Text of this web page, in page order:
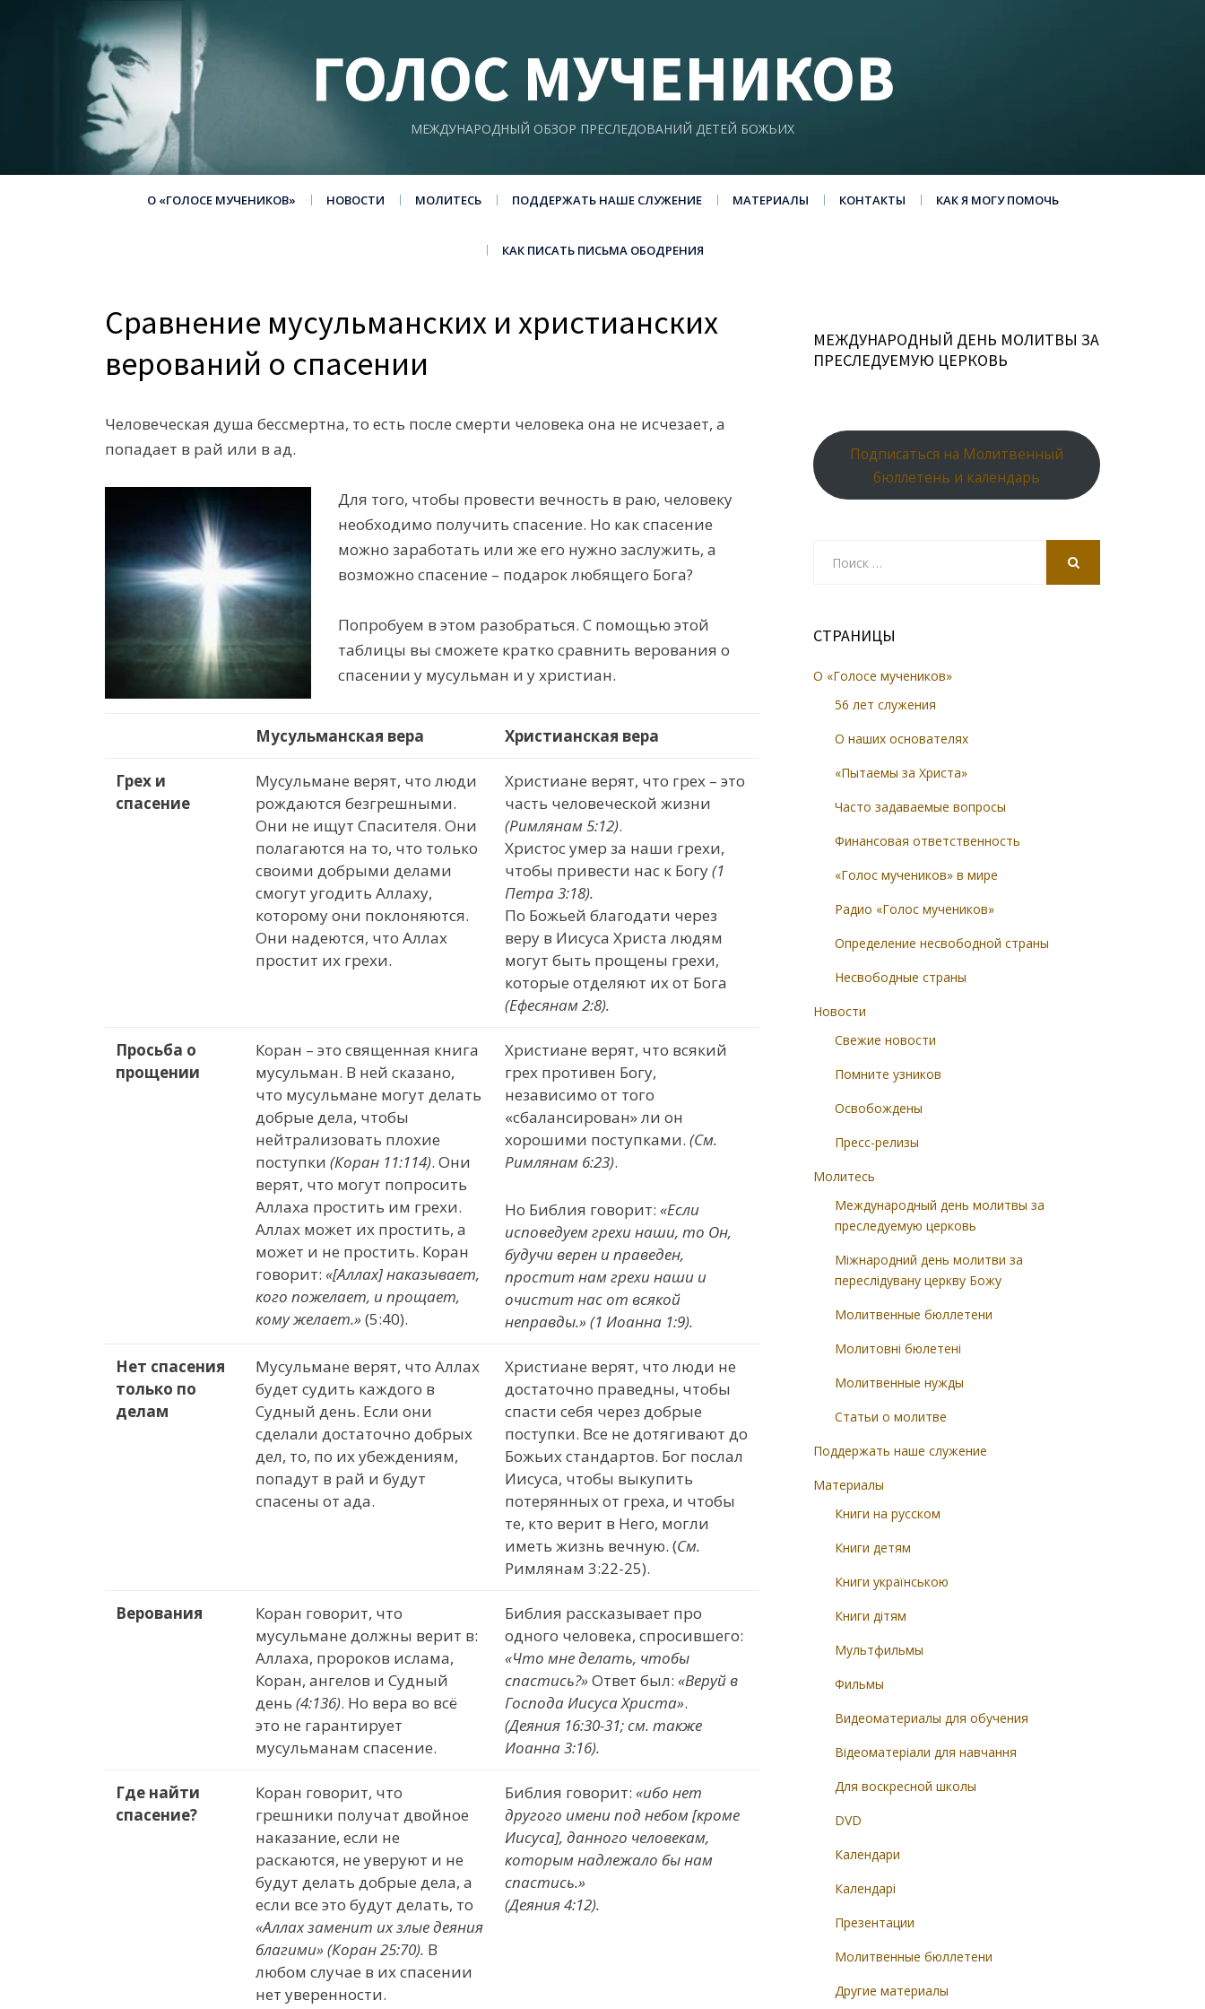
ГОЛОС МУЧЕНИКОВ
МЕЖДУНАРОДНЫЙ ОБЗОР ПРЕСЛЕДОВАНИЙ ДЕТЕЙ БОЖЬИХ
О «ГОЛОСЕ МУЧЕНИКОВ» НОВОСТИ МОЛИТЕСЬ ПОДДЕРЖАТЬ НАШЕ СЛУЖЕНИЕ МАТЕРИАЛЫ КОНТАКТЫ КАК Я МОГУ ПОМОЧЬ
КАК ПИСАТЬ ПИСЬМА ОБОДРЕНИЯ
Сравнение мусульманских и христианских
верований о спасении
Человеческая душа бессмертна, то есть после смерти человека она не исчезает, а
попадает в рай или в ад.
Для того, чтобы провести вечность в раю, человеку
необходимо получить спасение. Но как спасение
можно заработать или же его нужно заслужить, а
возможно спасение – подарок любящего Бога?
Попробуем в этом разобраться. С помощью этой
таблицы вы сможете кратко сравнить верования о
спасении у мусульман и у христиан.
Мусульманская вера Христианская вера
Грех и
спасение
Мусульмане верят, что люди
рождаются безгрешными.
Они не ищут Спасителя. Они
полагаются на то, что только
своими добрыми делами
смогут угодить Аллаху,
которому они поклоняются.
Они надеются, что Аллах
простит их грехи.
Христиане верят, что грех – это
часть человеческой жизни
(Римлянам 5:12).
Христос умер за наши грехи,
чтобы привести нас к Богу(1
Петра 3:18).
По Божьей благодати через
веру в Иисуса Христа людям
могут быть прощены грехи,
которые отделяют их от Бога
(Ефесянам 2:8).
Просьба о
прощении
Коран – это священная книга
мусульман. В ней сказано,
что мусульмане могут делать
добрые дела, чтобы
нейтрализовать плохие
поступки (Коран 11:114). Они
верят, что могут попросить
Аллаха простить им грехи.
Аллах может их простить, а
может и не простить. Коран
говорит: «[Аллах] наказывает,
кого пожелает, и прощает,
кому желает.» (5:40).
Христиане верят, что всякий
грех противен Богу,
независимо от того
«сбалансирован» ли он
хорошими поступками. (См.
Римлянам 6:23).
Но Библия говорит: «Если
исповедуем грехи наши, то Он,
будучи верен и праведен,
простит нам грехи наши и
очистит нас от всякой
неправды.» (1 Иоанна 1:9).
Нет спасения
только по
делам
Мусульмане верят, что Аллах
будет судить каждого в
Судный день. Если они
сделали достаточно добрых
дел, то, по их убеждениям,
попадут в рай и будут
спасены от ада.
Христиане верят, что люди не
достаточно праведны, чтобы
спасти себя через добрые
поступки. Все не дотягивают до
Божьих стандартов. Бог послал
Иисуса, чтобы выкупить
потерянных от греха, и чтобы
те, кто верит в Него, могли
иметь жизнь вечную. (См.
Римлянам 3:22-25).
Верования
Коран говорит, что
мусульмане должны верит в:
Аллаха, пророков ислама,
Коран, ангелов и Судный
день (4:136). Но вера во всё
это не гарантирует
мусульманам спасение.
Библия рассказывает про
одного человека, спросившего:
«Что мне делать, чтобы
спастись?» Ответ был: «Веруй в
Господа Иисуса Христа».
(Деяния 16:30-31; см. также
Иоанна 3:16).
Где найти
спасение?
Коран говорит, что
грешники получат двойное
наказание, если не
раскаются, не уверуют и не
будут делать добрые дела, а
если все это будут делать, то
«Аллах заменит их злые деяния
благими» (Коран 25:70). В
любом случае в их спасении
нет уверенности.
Библия говорит: «ибо нет
другого имени под небом[кроме
Иисуса], данного человекам,
которым надлежало бы нам
спастись.»
(Деяния 4:12).
МЕЖДУНАРОДНЫЙ ДЕНЬ МОЛИТВЫ ЗА
ПРЕСЛЕДУЕМУЮ ЦЕРКОВЬ
Подписаться на Молитвенный
бюллетень и календарь
СТРАНИЦЫ
О «Голосе мучеников»
56 лет служения
О наших основателях
«Пытаемы за Христа»
Часто задаваемые вопросы
Финансовая ответственность
«Голос мучеников» в мире
Радио «Голос мучеников»
Определение несвободной страны
Несвободные страны
Новости
Свежие новости
Помните узников
Освобождены
Пресс-релизы
Молитесь
Международный день молитвы за
преследуемую церковь
Міжнародний день молитви за
переслідувану церкву Божу
Молитвенные бюллетени
Молитовні бюлетені
Молитвенные нужды
Статьи о молитве
Поддержать наше служение
Материалы
Книги на русском
Книги детям
Книги українською
Книги дітям
Мультфильмы
Фильмы
Видеоматериалы для обучения
Відеоматеріали для навчання
Для воскресной школы
DVD
Календари
Календарі
Презентации
Молитвенные бюллетени
Другие материалы